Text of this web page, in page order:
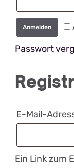
Anmelden
Passwort
E-Mail-
Ein Link zum